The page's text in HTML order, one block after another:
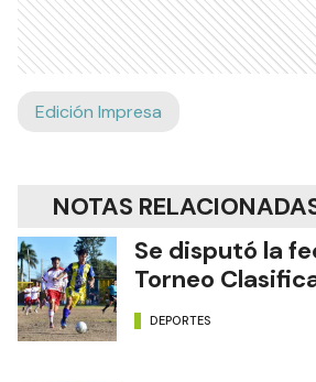
Edición Impresa
NOTAS
Se disputó la
Torneo
DEPORTES